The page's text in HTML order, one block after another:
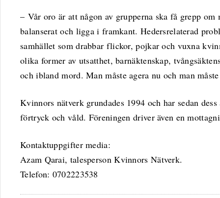
– Vår oro är att någon av grupperna ska få grepp om
balanserat och ligga i framkant. Hedersrelaterad
samhället som drabbar flickor, pojkar och vuxna
olika former av utsatthet, barnäktenskap,
och ibland mord. Man måste agera nu och man
Kvinnors nätverk grundades 1994 och har sedan
förtryck och våld. Föreningen driver även en
Kontaktuppgifter media:
Azam Qarai, talesperson Kvinnors Nätverk.
Telefon: 0702223538